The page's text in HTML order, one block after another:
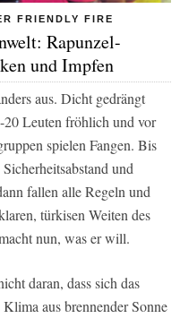
FRIENDLY FIRE
Rapunzel-
und Impfen
aus. Dicht gedrängt
20 Leuten fröhlich und vor
spielen Fangen. Bis
und
fallen alle Regeln und
türkisen Weiten des
nun, was er will.
daran, dass sich das
aus brennender Sonne